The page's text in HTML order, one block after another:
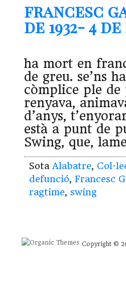
francesc
de 1932- 4
ha mort en
de greu. se’ns
còmplice ple de
renyava,
d’anys,
està a punt de
Swing, que,
Sota Alabatre,
defunció, Francesc
ragtime, swing
Copyright ©